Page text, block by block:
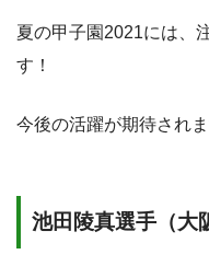
夏の甲子園2021には、
す！
今後の活躍が期待されま
池田陵真選手（大